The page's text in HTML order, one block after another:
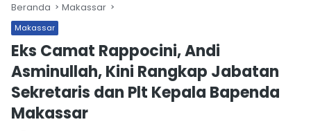
Beranda Makassar
Makassar
Eks Camat Rappocini, Andi
Asminullah, Kini Rangkap Jabatan
Sekretaris dan Plt Kepala Bapenda
Makassar